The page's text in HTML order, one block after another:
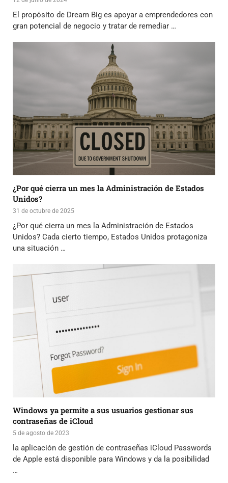
El propósito de Dream Big es apoyar a emprendedores con
gran potencial de negocio y tratar de remediar …
¿Por qué cierra un mes la Administración de Estados
Unidos?
31 de octubre de 2025
¿Por qué cierra un mes la Administración de Estados
Unidos? Cada cierto tiempo, Estados Unidos protagoniza
una situación …
Windows ya permite a sus usuarios gestionar sus
contraseñas de iCloud
5 de agosto de 2023
la aplicación de gestión de contraseñas iCloud Passwords
de Apple está disponible para Windows y da la posibilidad
…